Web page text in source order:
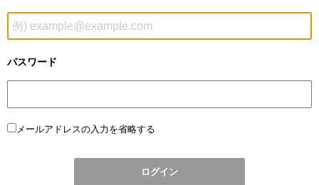
パスワード
メールアドレスの入力を省略する